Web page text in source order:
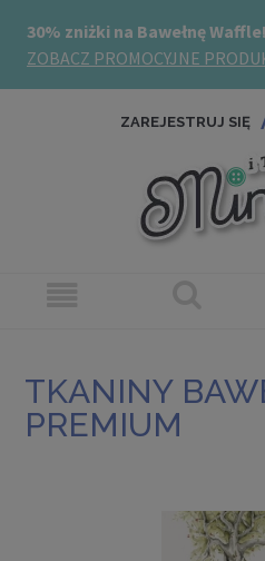
ZAREJESTRUJ SIĘ
TKANINY
PREMIUM